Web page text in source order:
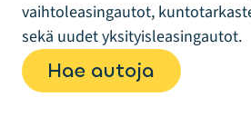
vaihtoleasingautot,
sekä uudet yksityisleasingautot.
Hae autoja